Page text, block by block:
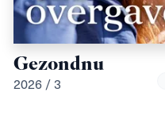
Gezondnu
2026 / 3